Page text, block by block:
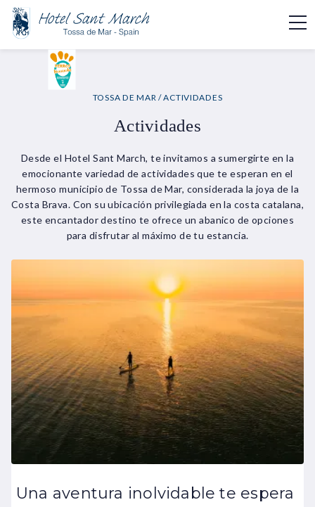
TOSSA DE MAR / ACTIVIDADES
Actividades
Desde el Hotel Sant March, te invitamos a sumergirte en la
emocionante variedad de actividades que te esperan en el
hermoso municipio de Tossa de Mar, considerada la joya de la
Costa Brava. Con su ubicación privilegiada en la costa catalana,
este encantador destino te ofrece un abanico de opciones
para disfrutar al máximo de tu estancia.
Una aventura inolvidable te espera